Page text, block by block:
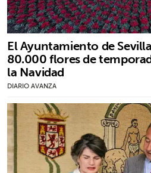
El Ayuntamiento de
80.000 flores de
la Navidad
DIARIO AVANZA